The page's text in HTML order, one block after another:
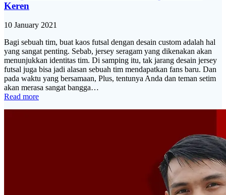
Keren
10 January 2021
Bagi sebuah tim, buat kaos futsal dengan desain custom adalah hal
yang sangat penting. Sebab, jersey seragam yang dikenakan akan
menunjukkan identitas tim. Di samping itu, tak jarang desain jersey
futsal juga bisa jadi alasan sebuah tim mendapatkan fans baru. Dan
pada waktu yang bersamaan, Plus, tentunya Anda dan teman setim
akan merasa sangat bangga…
Read more